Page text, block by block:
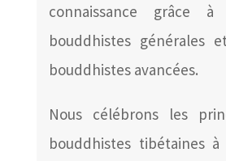
connaissance grâce
bouddhistes générales
bouddhistes avancées.
Nous célébrons les
bouddhistes tibétaines à